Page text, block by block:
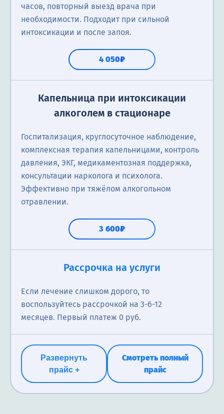
часов, повторный выезд врача при
необходимости. Подходит при сильной
интоксикации и после запоя.
4 050₽
Капельница при интоксикации
алкоголем в стационаре
Госпитализация, круглосуточное наблюдение,
комплексная терапия капельницами, контроль
давления, ЭКГ, медикаментозная поддержка,
консультации нарколога и психолога.
Эффективно при тяжёлом алкогольном
отравлении.
3 600₽
Рассрочка на услуги
Если лечение слишком дорого, то
воспользуйтесь рассрочкой на 3-6-12
месяцев. Первый платеж 0 руб.
Развернуть
прайс +
Смотреть полный
прайс